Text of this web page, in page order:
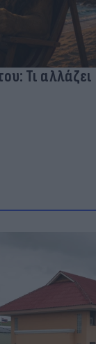
Τι αλλάζει